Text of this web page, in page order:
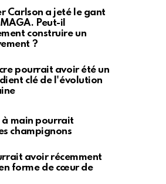
Carlson a jeté le gant
Peut-il
construire un
?
pourrait avoir été un
clé de l'évolution
à main pourrait
champignons
avoir récemment
forme de cœur de